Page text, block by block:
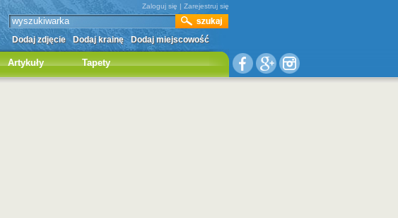
Zaloguj się | Zarejestruj się
Dodaj zdjęcie Dodaj krainę Dodaj miejscowość
Artykuły Tapety